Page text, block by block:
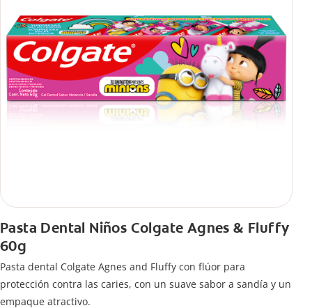
Pasta Dental Niños Colgate Agnes & Fluffy
60g
Pasta dental Colgate Agnes and Fluffy con flúor para
protección contra las caries, con un suave sabor a sandía y un
empaque atractivo.